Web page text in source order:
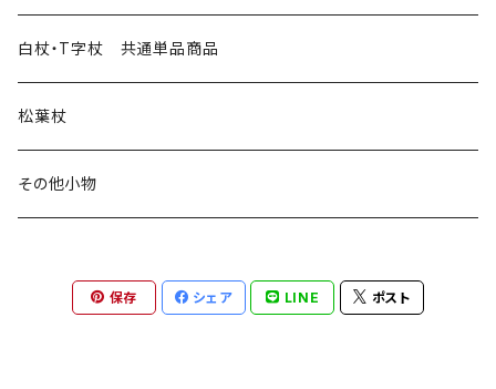
白杖・T字杖 共通単品商品
松葉杖
その他小物
保存 シェア LINE ポスト